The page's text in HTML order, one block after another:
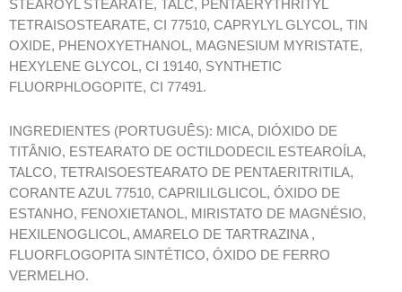
STEAROYL STEARATE, TALC, PENTAERYTHRITYL
TETRAISOSTEARATE, CI 77510, CAPRYLYL GLYCOL, TIN
OXIDE, PHENOXYETHANOL, MAGNESIUM MYRISTATE,
HEXYLENE GLYCOL, CI 19140, SYNTHETIC
FLUORPHLOGOPITE, CI 77491.
INGREDIENTES (PORTUGUÊS): MICA, DIÓXIDO DE
TITÂNIO, ESTEARATO DE OCTILDODECIL ESTEAROÍLA,
TALCO, TETRAISOESTEARATO DE PENTAERITRITILA,
CORANTE AZUL 77510, CAPRILILGLICOL, ÓXIDO DE
ESTANHO, FENOXIETANOL, MIRISTATO DE MAGNÉSIO,
HEXILENOGLICOL, AMARELO DE TARTRAZINA ,
FLUORFLOGOPITA SINTÉTICO, ÓXIDO DE FERRO
VERMELHO.